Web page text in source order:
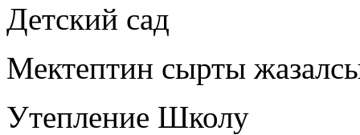
Детский сад
Мектептин сырты
Утепление Школу